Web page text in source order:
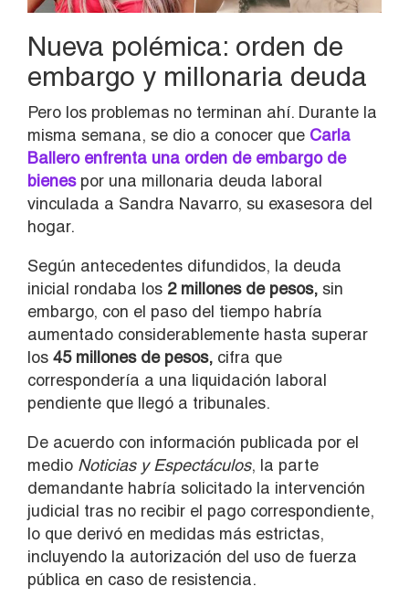
Nueva polémica: orden de
embargo y millonaria deuda
Pero los problemas no terminan ahí. Durante la
misma semana, se dio a conocer que Carla
Ballero enfrenta una orden de embargo de
bienespor una millonaria deuda laboral
vinculada a Sandra Navarro, su exasesora del
hogar.
Según antecedentes difundidos, la deuda
inicial rondaba los 2 millones de pesos, sin
embargo, con el paso del tiempo habría
aumentado considerablemente hasta superar
los 45 millones de pesos, cifra que
correspondería a una liquidación laboral
pendiente que llegó a tribunales.
De acuerdo con información publicada por el
medio Noticias y Espectáculos, la parte
demandante habría solicitado la intervención
judicial tras no recibir el pago correspondiente,
lo que derivó en medidas más estrictas,
incluyendo la autorización del uso de fuerza
pública en caso de resistencia.